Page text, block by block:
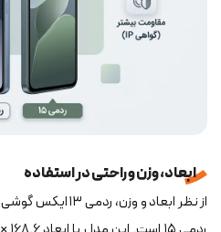
ابعاد، وزن و راحتی در استفاده
از نظر ابعاد و